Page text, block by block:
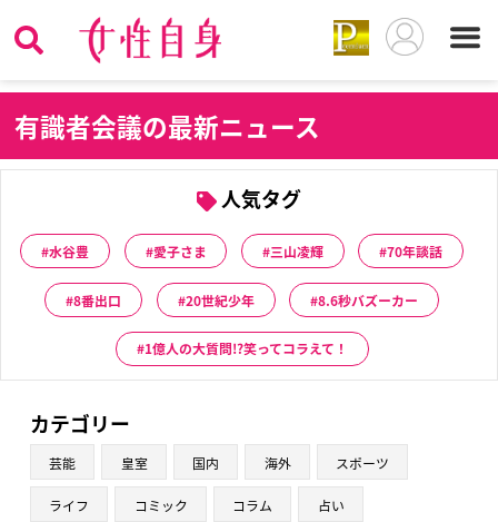
有識者会議の最新ニュース
人気タグ
水谷豊 愛子さま 三山凌輝 70年談話
8番出口 20世紀少年 8.6秒バズーカー
1億人の大質問!?笑ってコラえて！
カテゴリー
芸能 皇室 国内 海外 スポーツ
ライフ コミック コラム 占い